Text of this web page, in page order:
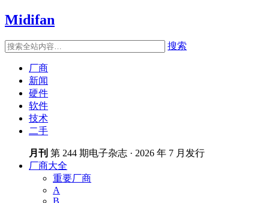
Midifan
搜索
厂商
新闻
硬件
软件
技术
二手
月刊 第 244 期电子杂志 · 2026 年 7 月发行
厂商大全
重要厂商
A
B